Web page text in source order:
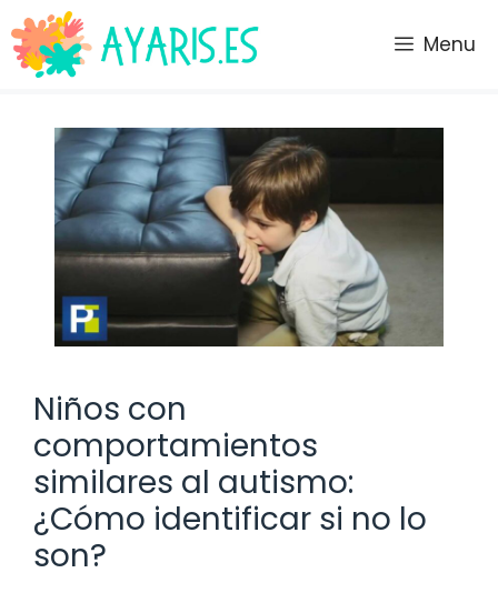
Saltar
al
contenido
Menu
Niños con
comportamientos
similares al autismo:
¿Cómo identificar si no lo
son?